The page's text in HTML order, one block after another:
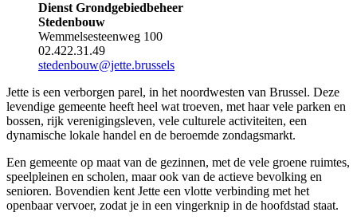
Dienst Grondgebiedbeheer
Stedenbouw
Wemmelsesteenweg 100
02.422.31.49
stedenbouw@jette.brussels
Jette is een verborgen parel, in het noordwesten van Brussel. Deze
levendige gemeente heeft heel wat troeven, met haar vele parken en
bossen, rijk verenigingsleven, vele culturele activiteiten, een
dynamische lokale handel en de beroemde zondagsmarkt.
Een gemeente op maat van de gezinnen, met de vele groene ruimtes,
speelpleinen en scholen, maar ook van de actieve bevolking en
senioren. Bovendien kent Jette een vlotte verbinding met het
openbaar vervoer, zodat je in een vingerknip in de hoofdstad staat.